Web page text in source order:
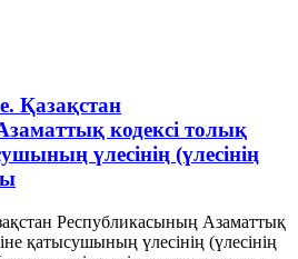
Қазақстан
кодексі толық
үлесінің (үлесінің
Республикасының Азаматтық
қатысушының үлесінің (үлесінің